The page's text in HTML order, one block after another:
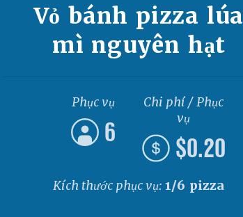
Vỏ bánh pizza lúa
mì nguyên hạt
Phục vụ
6
Chi phí / Phục
vụ
$0.20
Kích thước phục vụ: 1/6 pizza